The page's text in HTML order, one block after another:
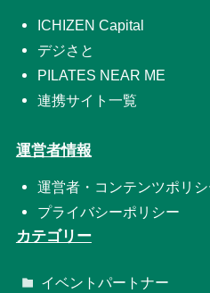
ICHIZEN Capital
デジさと
PILATES NEAR ME
連携サイト一覧
運営者情報
運営者・コンテンツポリ
プライバシーポリシー
カテゴリー
イベントパートナー